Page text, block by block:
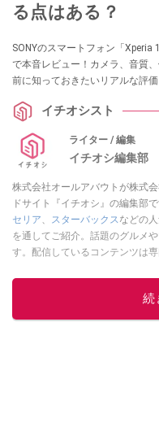
る点はある？
SONYのスマートフォン「Xperia
で本音レビュー！カメラ、音質
前に知っておきたいリアルな評価
イチオシスト
ライター / 編集
イチオシ編集部
株式会社オールアバウトが株式
ドサイト『イチオシ』の編集部で
セリア、 スターバックスなどの
を通してご紹介。話題のグルメ
す。配信しているコンテンツは
ニュースでフォロー
続